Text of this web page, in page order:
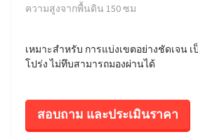
ความสูงจากพื้นดิน 150 ซม
เหมาะสำหรับ การแบ่งเขตอย่างชัดเจน
โปร่ง ไม่ทึบสามารถมองผ่านได้
สอบถาม และประเมินราคา